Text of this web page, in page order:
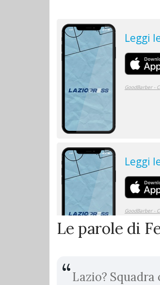
Le parole di
Lazio?